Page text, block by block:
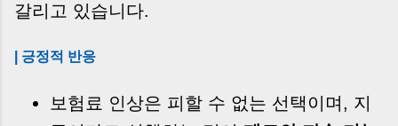
갈리고 있습니다.
| 긍정적 반응
보험료 인상은 피할 수 없는 선택이며, 지